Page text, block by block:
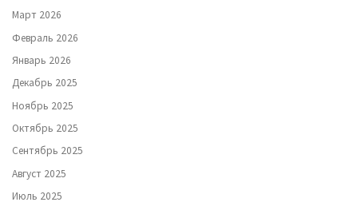
Март 2026
Февраль 2026
Январь 2026
Декабрь 2025
Ноябрь 2025
Октябрь 2025
Сентябрь 2025
Август 2025
Июль 2025